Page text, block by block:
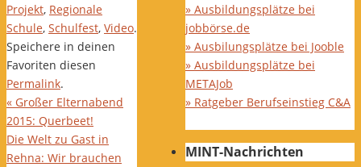
Projekt, Regionale
Schule, Schulfest, Video.
Speichere in deinen
Favoriten diesen
Permalink.
« Großer Elternabend
2015: Querbeet!
Die Welt zu Gast in
Rehna: Wir brauchen
» Ausbildungsplätze bei
jobbörse.de
» Ausbilungsplätze bei Jooble
» Ausbildungsplätze bei
METAJob
» Ratgeber Berufseinstieg C&A
MINT-Nachrichten